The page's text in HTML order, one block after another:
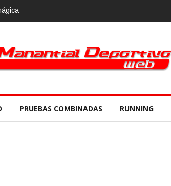
PRUEBAS COMBINADAS RUNNING